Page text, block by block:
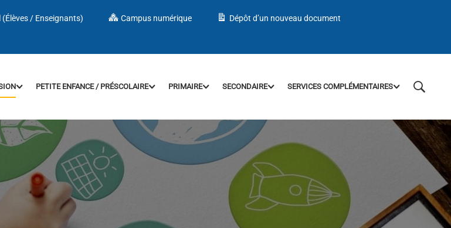
(Élèves / Enseignants) Campus numérique
Dépôt d’un nouveau document
PETITE ENFANCE / PRÉSCOLAIRE PRIMAIRE SECONDAIRE SERVICES COMPLÉMENTAIRES